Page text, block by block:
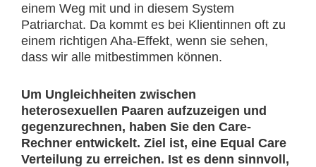
einem Weg mit und in diesem System
Patriarchat. Da kommt es bei Klientinnen oft zu
einem richtigen Aha-Effekt, wenn sie sehen,
dass wir alle mitbestimmen können.
Um Ungleichheiten zwischen
heterosexuellen Paaren aufzuzeigen und
gegenzurechnen, haben Sie den Care-
Rechner entwickelt. Ziel ist, eine Equal Care
Verteilung zu erreichen. Ist es denn sinnvoll,